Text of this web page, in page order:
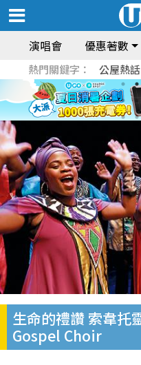
演唱會 優惠著數
熱門關鍵字： 公屋熱話
生命的禮讚 索韋托
Gospel Choir